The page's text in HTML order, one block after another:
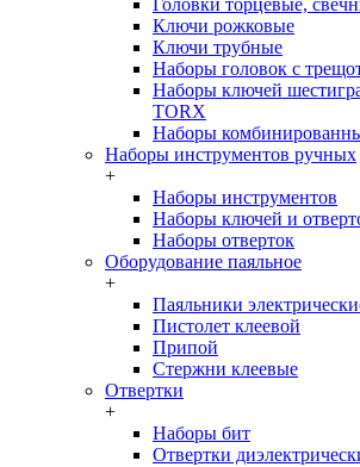
Ключи рожковые
Ключи трубные
Наборы головок c
Наборы ключей
TORX
Наборы
Наборы инструментов ручных
+
Наборы инструментов
Наборы ключей и
Наборы отверток
Оборудование паяльное
+
Паяльники
Пистолет клеевой
Припой
Стержни клеевые
Отвертки
+
Наборы бит
Отвертки